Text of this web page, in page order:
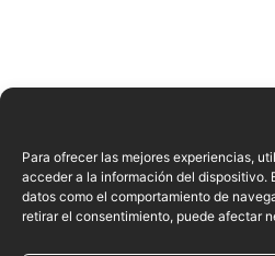
Para ofrecer las mejores experiencias,
acceder a la información del dispositivo.
datos como el comportamiento de
retirar el consentimiento, puede afectar